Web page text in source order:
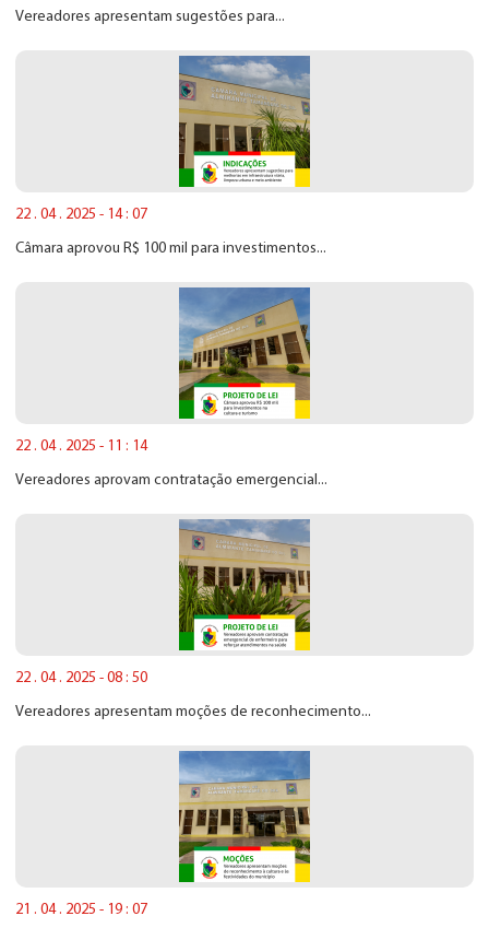
Vereadores apresentam sugestões para...
22 . 04 . 2025 - 14 : 07
Câmara aprovou R$ 100 mil para investimentos...
22 . 04 . 2025 - 11 : 14
Vereadores aprovam contratação emergencial...
22 . 04 . 2025 - 08 : 50
Vereadores apresentam moções de reconhecimento...
21 . 04 . 2025 - 19 : 07